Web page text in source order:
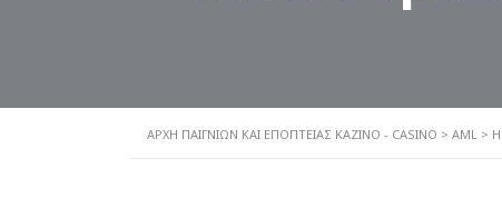
ΑΡΧΗ ΠΑΙΓΝΙΩΝ ΚΑΙ ΕΠΟΠΤΕΙΑΣ ΚΑΖΙΝΟ - CASINO > AML >